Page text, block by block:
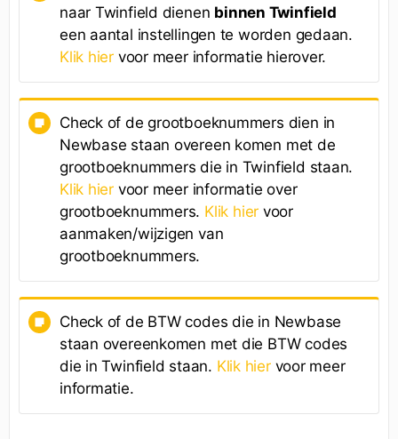
naar Twinfield dienen binnen Twinfield
een aantal instellingen te worden gedaan.
Klik hier voor meer informatie hierover.
Check of de grootboeknummers dien in
Newbase staan overeen komen met de
grootboeknummers die in Twinfield staan.
Klik hier voor meer informatie over
grootboeknummers. Klik hier voor
aanmaken/wijzigen van
grootboeknummers.
Check of de BTW codes die in Newbase
staan overeenkomen met die BTW codes
die in Twinfield staan. Klik hiervoor meer
informatie.